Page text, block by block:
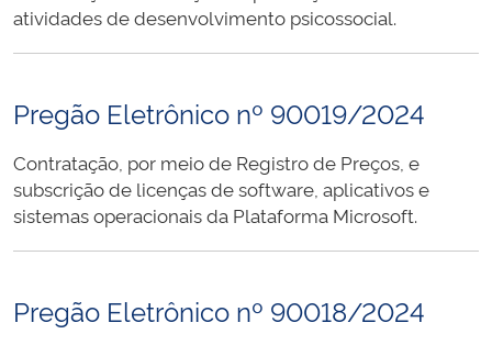
atividades de desenvolvimento psicossocial.
Pregão Eletrônico nº 90019/2024
Contratação, por meio de Registro de Preços, e
subscrição de licenças de software, aplicativos e
sistemas operacionais da Plataforma Microsoft.
Pregão Eletrônico nº 90018/2024